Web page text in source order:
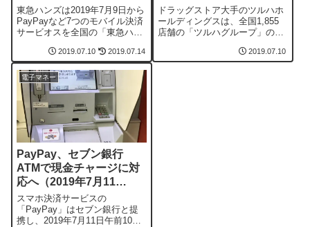
東急ハンズは2019年7月9日から
PayPayなど7つのモバイル決済
サービオスを全国の「東急ハン
斉に導入すると発表した。利用
できるようになるのは、d払
い、楽天ペイ（アプリ決済）、
PayPay、LINE Pay、メルペ
イ、QUO カード Pay、ゆうち
ょ Pay。2019...
2019.07.10 2019.07.14
から
ドラッグストア大手のツルハホ
ールディングスは、全国1,855
店舗の「ツルハグループ」の店
ド決済「au Pay」「PayPay」
「楽天ペイ」「Naver Pay」
2019.07.10
電子マネー
PayPay、セブン銀行
ATMで現金チャージに対
応へ（2019年7月11
日〜）
スマホ決済サービスの
「PayPay」はセブン銀行と提
携し、2019年7月11日午前10時